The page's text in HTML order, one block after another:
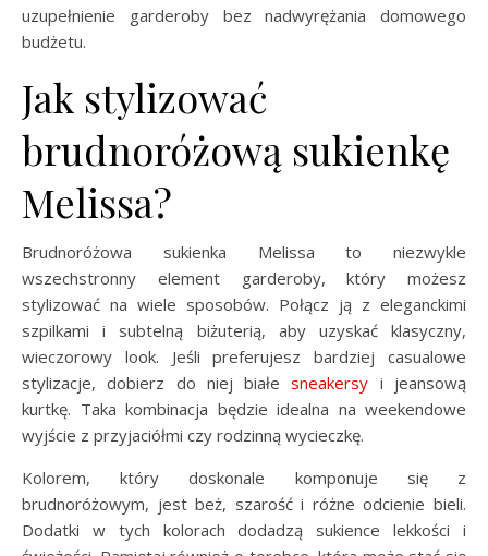
uzupełnienie garderoby bez nadwyrężania domowego
budżetu.
Jak stylizować
brudnoróżową sukienkę
Melissa?
Brudnoróżowa sukienka Melissa to niezwykle
wszechstronny element garderoby, który możesz
stylizować na wiele sposobów. Połącz ją z eleganckimi
szpilkami i subtelną biżuterią, aby uzyskać klasyczny,
wieczorowy look. Jeśli preferujesz bardziej casualowe
stylizacje, dobierz do niej białesneakersy i jeansową
kurtkę. Taka kombinacja będzie idealna na weekendowe
wyjście z przyjaciółmi czy rodzinną wycieczkę.
Kolorem, który doskonale komponuje się z
brudnoróżowym, jest beż, szarość i różne odcienie bieli.
Dodatki w tych kolorach dodadzą sukience lekkości i